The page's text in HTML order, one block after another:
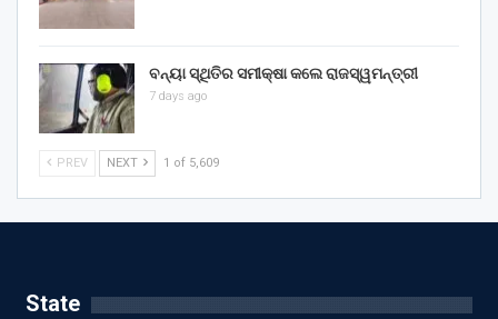
ବନ୍ୟା ସ୍ଥିତିର ସମୀକ୍ଷା କଲେ ରାଜସ୍ୱମନ୍ତ୍ରୀ
7 days ago
PREV NEXT 1 of 5,609
State